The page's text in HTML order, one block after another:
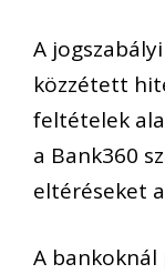
A
közzétett
feltételek
a Bank360
eltéréseket
A